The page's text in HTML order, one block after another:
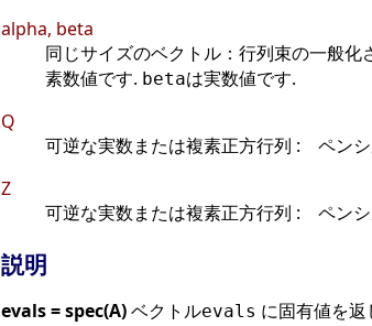
alpha, beta
同じサイズのベクトル：行列束の一般化
素数値です. betaは実数値です.
Q
可逆な実数または複素正方行列 : ペン
Z
可逆な実数または複素正方行列 : ペン
説明
evals = spec(A)ベクトルevals に固有値を返